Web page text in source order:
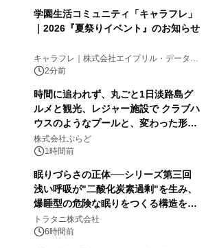
学園生活コミュニティ「キャラフレ」
｜2026『夏祭りイベント』のお知らせ
キャラフレ｜株式会社エイプリル・データ・
デザインズ
2分前
時間に追われず、丸ごと1日淡路島グ
ルメと観光、レジャー施設で クラブハ
ウスのようなプールと、変わった形の
サウナも 「THE BOXY AWAJI」のお
得な素泊まり連泊プランで
株式会社ぷらど
1時間前
眠りづらさの正体──シリーズ第三回
浅い呼吸が"二酸化炭素過剰"を生み、
爆睡型の危険な眠りをつくる構造を解
説
トラタニ株式会社
6時間前